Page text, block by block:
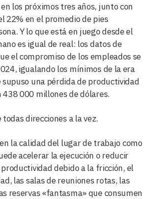
los próximos tres años, junto con
22% en el promedio de pies
Y lo que está en juego desde el
es igual de real: los datos de
el compromiso de los empleados se
igualando los mínimos de la era
supuso una pérdida de productividad
000 millones de dólares.
direcciones a la vez.
la calidad del lugar de trabajo como
acelerar la ejecución o reducir
debido a la fricción, el
las salas de reuniones rotas, las
reservas «fantasma» que consumen